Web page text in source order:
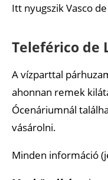
Itt nyugszik Vasco
Teleférico de
A vízparttal
ahonnan remek
Ócenáriumnál
vásárolni.
Minden információ